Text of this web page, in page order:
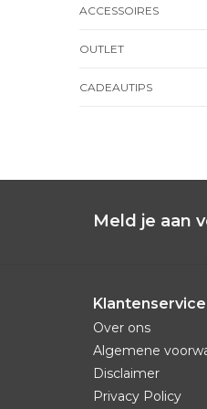
ACCESSOIRES
OUTLET
CADEAUTIPS
Meld je aan
Klantenservice
Over ons
Algemene
Disclaimer
Privacy Policy